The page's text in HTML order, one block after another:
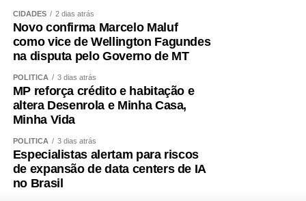
CIDADES 2 dias atrás
Novo confirma Marcelo Maluf
como vice de Wellington Fagundes
na disputa pelo Governo de MT
POLÍTICA 3 dias atrás
MP reforça crédito e habitação e
altera Desenrola e Minha Casa,
Minha Vida
POLÍTICA 3 dias atrás
Especialistas alertam para riscos
de expansão de data centers de IA
no Brasil